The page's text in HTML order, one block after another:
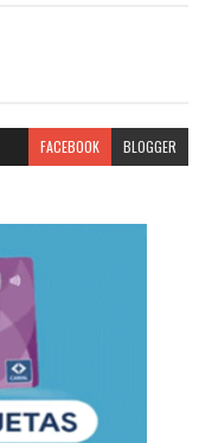
FACEBOOK BLOGGER